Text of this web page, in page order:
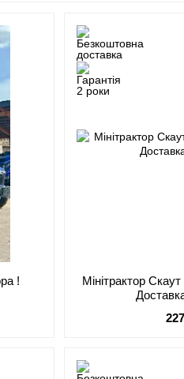
продукцію від надійних
та післягарантійний
знижок та кредитування.
техніку в найкоротші
робіт
!
Мінітрактор